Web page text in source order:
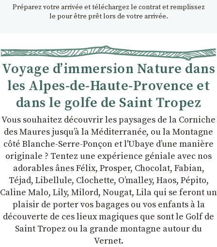
Préparez votre arrivée et téléchargez le contrat et remplissez
le pour être prêt lors de votre arrivée.
Voyage d’immersion Nature dans
les Alpes-de-Haute-Provence et
dans le golfe de Saint Tropez
Vous souhaitez découvrir les paysages de la Corniche
des Maures jusqu’à la Méditerranée, ou la Montagne
côté Blanche-Serre-Ponçon et l'Ubaye dʼune manière
originale ? Tentez une expérience géniale avec nos
adorables ânes Félix, Prosper, Chocolat, Fabian,
Téjad, Libellule, Clochette, Oʼmalley, Haos, Pépito,
Caline Malo, Lily, Milord, Nougat, Lila qui se feront un
plaisir de porter vos bagages ou vos enfants à la
découverte de ces lieux magiques que sont le Golf de
Saint Tropez ou la grande montagne autour du
Vernet.